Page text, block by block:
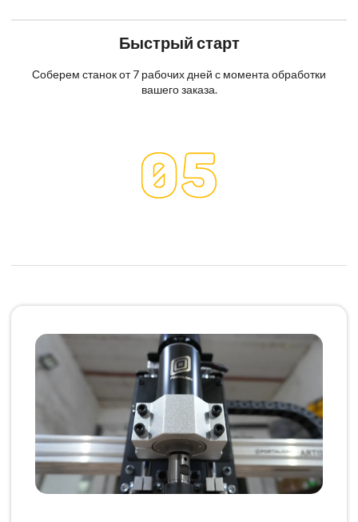
Быстрый старт
Соберем станок от 7 рабочих дней с момента обработки
вашего заказа.